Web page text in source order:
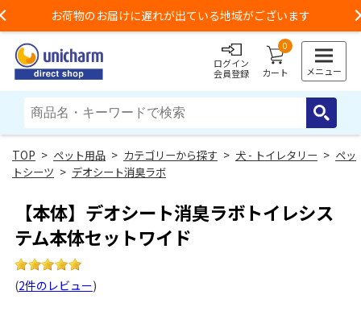
お荷物のお届けに遅れが出ている地域がございます
ログイン
会員登録
0
カート メニュー
> ペット用品 > カテゴリーから探す > 犬 - トイレタリー > ペッ
トシーツ > デオシート消臭ラボ
【本体】デオシート消臭ラボトイレシス
テム本体セットワイド
(2件のレビュー)